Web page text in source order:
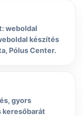
weboldal
készítés
Pólus Center.
gyors
keresőbarát